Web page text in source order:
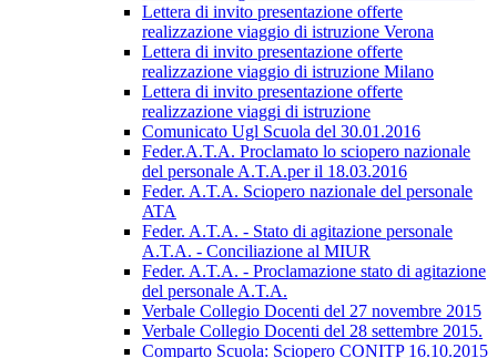
Lettera di invito presentazione offerte
realizzazione viaggio di istruzione Verona
Lettera di invito presentazione offerte
realizzazione viaggio di istruzione Milano
Lettera di invito presentazione offerte
realizzazione viaggi di istruzione
Comunicato Ugl Scuola del 30.01.2016
Feder.A.T.A. Proclamato lo sciopero nazionale
del personale A.T.A.per il 18.03.2016
Feder. A.T.A. Sciopero nazionale del personale
ATA
Feder. A.T.A. - Stato di agitazione personale
A.T.A. - Conciliazione al MIUR
Feder. A.T.A. - Proclamazione stato di agitazione
del personale A.T.A.
Verbale Collegio Docenti del 27 novembre 2015
Verbale Collegio Docenti del 28 settembre 2015.
Comparto Scuola: Sciopero CONITP 16.10.2015